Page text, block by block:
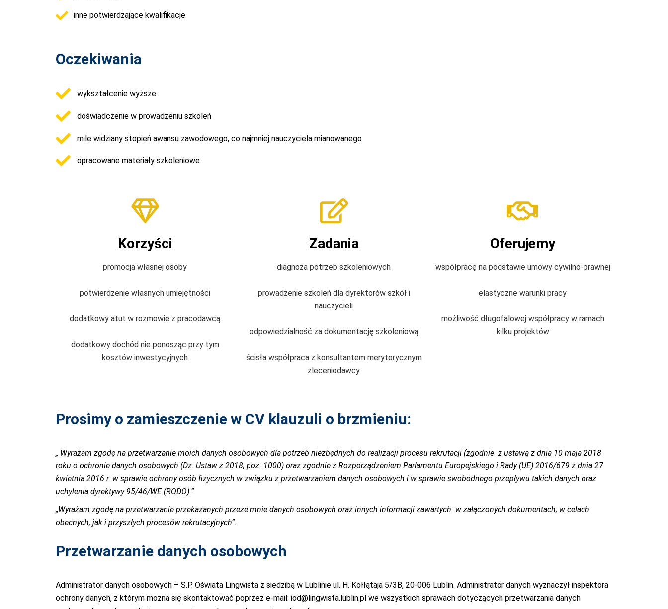
inne potwierdzające kwalifikacje
Oczekiwania
wykształcenie wyższe
doświadczenie w prowadzeniu szkoleń
mile widziany stopień awansu zawodowego, co najmniej nauczyciela mianowanego
opracowane materiały szkoleniowe
Korzyści
promocja własnej osoby
potwierdzenie własnych umiejętności
dodatkowy atut w rozmowie z pracodawcą
dodatkowy dochód nie ponosząc przy tym
kosztów inwestycyjnych
Zadania
diagnoza potrzeb szkoleniowych
prowadzenie szkoleń dla dyrektorów szkół i
nauczycieli
odpowiedzialność za dokumentację szkoleniową
ścisła współpraca z konsultantem merytorycznym
zleceniodawcy
Oferujemy
współpracę na podstawie umowy cywilno-prawnej
elastyczne warunki pracy
możliwość długofalowej współpracy w ramach
kilku projektów
Prosimy o zamieszczenie w CV klauzuli o brzmieniu:
„ Wyrażam zgodę na przetwarzanie moich danych osobowych dla potrzeb niezbędnych do realizacji procesu rekrutacji (zgodnie z ustawą z dnia 10 maja 2018
roku o ochronie danych osobowych (Dz. Ustaw z 2018, poz. 1000) oraz zgodnie z Rozporządzeniem Parlamentu Europejskiego i Rady (UE) 2016/679 z dnia 27
kwietnia 2016 r. w sprawie ochrony osób fizycznych w związku z przetwarzaniem danych osobowych i w sprawie swobodnego przepływu takich danych oraz
uchylenia dyrektywy 95/46/WE (RODO).”
„Wyrażam zgodę na przetwarzanie przekazanych przeze mnie danych osobowych oraz innych informacji zawartych w załączonych dokumentach, w celach
obecnych, jak i przyszłych procesów rekrutacyjnych”.
Przetwarzanie danych osobowych
Administrator danych osobowych – S.P. Oświata Lingwista z siedzibą w Lublinie ul. H. Kołłątaja 5/3B, 20-006 Lublin. Administrator danych wyznaczył inspektora
ochrony danych, z którym można się skontaktować poprzez e-mail: iod@lingwista.lublin.pl we wszystkich sprawach dotyczących przetwarzania danych